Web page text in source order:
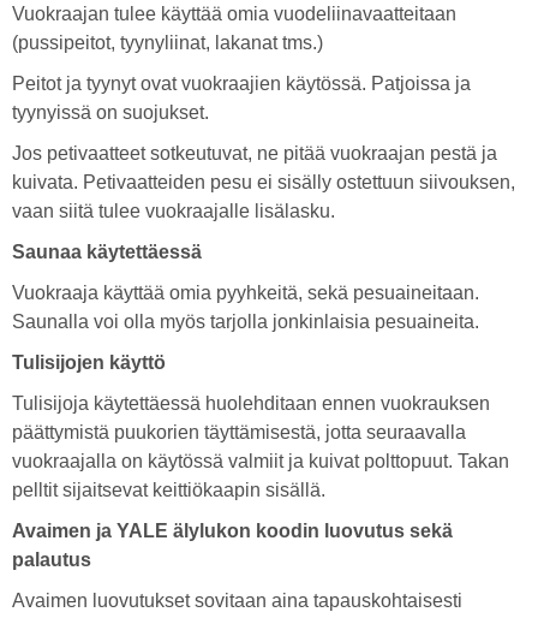
Vuokraajan tulee käyttää omia vuodeliinavaatteitaan
(pussipeitot, tyynyliinat, lakanat tms.)
Peitot ja tyynyt ovat vuokraajien käytössä. Patjoissa ja
tyynyissä on suojukset.
Jos petivaatteet sotkeutuvat, ne pitää vuokraajan pestä ja
kuivata. Petivaatteiden pesu ei sisälly ostettuun siivouksen,
vaan siitä tulee vuokraajalle lisälasku.
Saunaa käytettäessä
Vuokraaja käyttää omia pyyhkeitä, sekä pesuaineitaan.
Saunalla voi olla myös tarjolla jonkinlaisia pesuaineita.
Tulisijojen käyttö
Tulisijoja käytettäessä huolehditaan ennen vuokrauksen
päättymistä puukorien täyttämisestä, jotta seuraavalla
vuokraajalla on käytössä valmiit ja kuivat polttopuut. Takan
pelltit sijaitsevat keittiökaapin sisällä.
Avaimen ja YALE älylukon koodin luovutus sekä
palautus
Avaimen luovutukset sovitaan aina tapauskohtaisesti